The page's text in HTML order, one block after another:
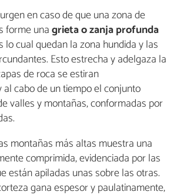
en caso de que una zona de
forme unagrieta o zanja profunda
lo cual quedan la zona hundida y las
Esto estrecha y adelgaza la
de roca se estiran
cabo de un tiempo el conjunto
valles y montañas, conformadas por
montañas más altas muestra una
comprimida, evidenciada por las
están apiladas unas sobre las otras.
gana espesor y paulatinamente,